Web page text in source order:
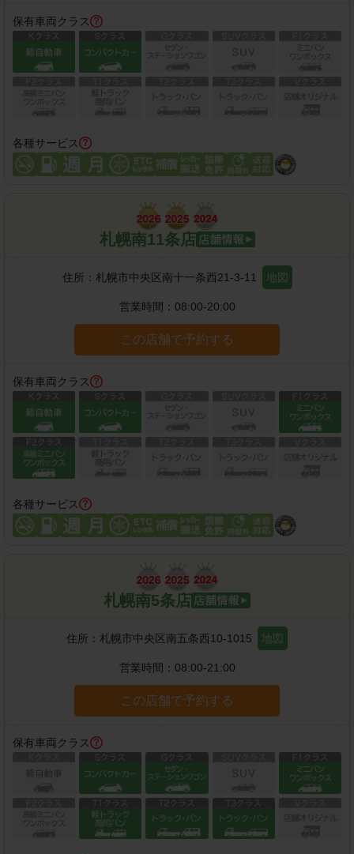
保有車両クラス
各種サービス
札幌南11条店
住所： 札幌市中央区南十一条西21-3-11 地図
営業時間： 08:00-20:00
この店舗で予約する
保有車両クラス
各種サービス
札幌南5条店
住所： 札幌市中央区南五条西10-1015 地図
営業時間： 08:00-21:00
この店舗で予約する
保有車両クラス